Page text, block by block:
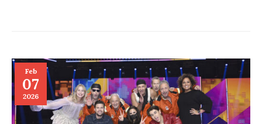
Feb
07
2026